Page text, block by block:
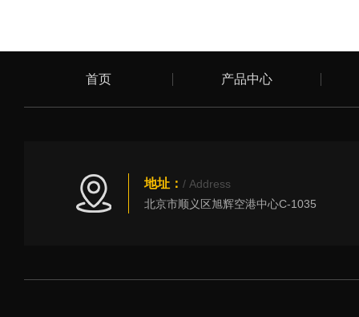
首页 产品中心
地址： / Address
北京市顺义区旭辉空港中心C-1035